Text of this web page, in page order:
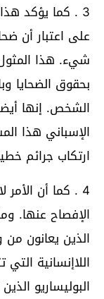
3 . كما يؤكد
على اعتبار أن
شيء. هذا
بحقوق الضحايا
الشخص. إنها
الإسباني هذا
ارتكاب جرائم
4 . كما أن
الإفصاح عنها.
الذين يعانون من
اللاإنسانية
البوليساريو